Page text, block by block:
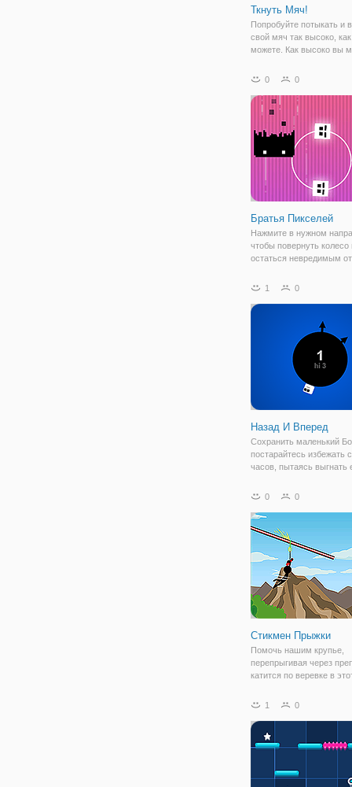
Ткнуть Мяч!
Попробуйте потыкать и
свой мяч так высоко,
можете. Как высоко вы
0
0
Братья Пикселей
Нажмите в нужном
чтобы повернуть колесо
остаться невредимым от
1
0
Назад И Вперед
Сохранить маленький
постарайтесь избежать
часов, пытаясь выгнать
прыгать, двойной
Избежать ловушки,
уйти
0 0
Стикмен Прыжки
Помочь нашим крупье,
перепрыгивая через
катится по веревке в
веревке сверху холма.
препятствия, ловушки.
Раздвижные становится
1 0